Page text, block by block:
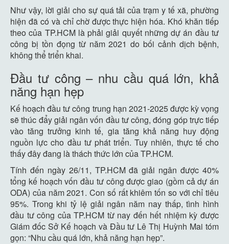
Như vậy, lời giải cho sự quá tải của trạm y tế xã, phường
hiện đã có và chỉ chờ được thực hiện hóa. Khó khăn tiếp
theo của TP.HCM là phải giải quyết những dự án đầu tư
công bị tồn đọng từ năm 2021 do bối cảnh dịch bệnh,
không thể triển khai.
Đầu tư công – nhu cầu quá lớn, khả
năng hạn hẹp
Kế hoạch đầu tư công trung hạn 2021-2025 được kỳ vọng
sẽ thúc đẩy giải ngân vốn đầu tư công, đóng góp trực tiếp
vào tăng trưởng kinh tế, gia tăng khả năng huy động
nguồn lực cho đầu tư phát triển. Tuy nhiên, thực tế cho
thấy đây đang là thách thức lớn của TP.HCM.
Tính đến ngày 26/11, TP.HCM đã giải ngân được 40%
tổng kế hoạch vốn đầu tư công được giao (gồm cả dự án
ODA) của năm 2021. Con số rất khiêm tốn so với chỉ tiêu
95%. Trong khi tỷ lệ giải ngân năm nay thấp, tình hình
đầu tư công của TP.HCM từ nay đến hết nhiệm kỳ được
Giám đốc Sở Kế hoạch và Đầu tư Lê Thị Huỳnh Mai tóm
gọn: “Nhu cầu quá lớn, khả năng hạn hẹp”.